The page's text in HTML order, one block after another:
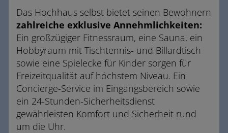
Das Hochhaus selbst bietet seinen Bewohnern
zahlreiche exklusive Annehmlichkeiten:
Ein großzügiger Fitnessraum, eine Sauna, ein
Hobbyraum mit Tischtennis- und Billardtisch
sowie eine Spielecke für Kinder sorgen für
Freizeitqualität auf höchstem Niveau. Ein
Concierge-Service im Eingangsbereich sowie
ein 24-Stunden-Sicherheitsdienst
gewährleisten Komfort und Sicherheit rund
um die Uhr.